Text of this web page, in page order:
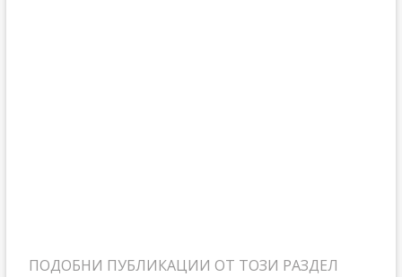
ПОДОБНИ ПУБЛИКАЦИИ ОТ ТОЗИ РАЗДЕЛ